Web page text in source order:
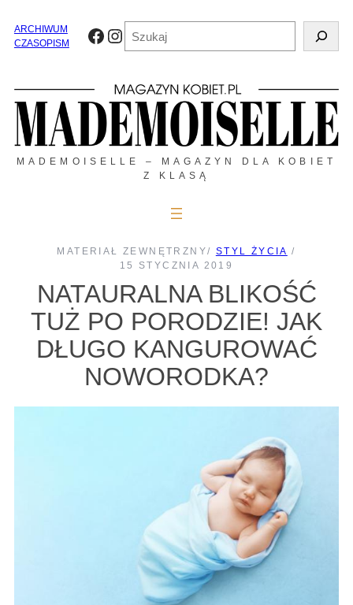
treściARCHIWUM
CZASOPISM
Facebook
Instagram
MADEMOISELLE – MAGAZYN DLA KOBIET
Z KLASĄ
MATERIAŁ ZEWNĘTRZNY/ STYL ŻYCIA /
15 STYCZNIA 2019
NATAURALNA BLIKOŚĆ
TUŻ PO PORODZIE! JAK
DŁUGO KANGUROWAĆ
NOWORODKA?